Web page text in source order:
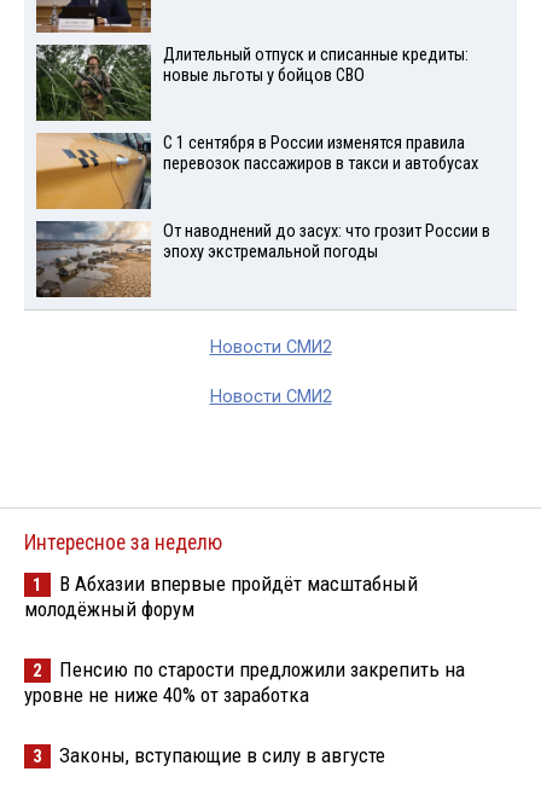
Длительный отпуск и списанные кредиты:
новые льготы у бойцов СВО
С 1 сентября в России изменятся правила
перевозок пассажиров в такси и автобусах
От наводнений до засух: что грозит России в
эпоху экстремальной погоды
Новости СМИ2
Новости СМИ2
Интересное за неделю
1
В Абхазии впервые пройдёт масштабный
молодёжный форум
2
Пенсию по старости предложили закрепить на
уровне не ниже 40% от заработка
3 Законы, вступающие в силу в августе